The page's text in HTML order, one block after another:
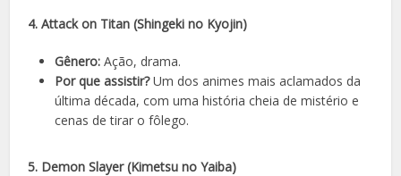
4. Attack on Titan (Shingeki no Kyojin)
Gênero: Ação, drama.
Por que assistir?Um dos animes mais aclamados da
última década, com uma história cheia de mistério e
cenas de tirar o fôlego.
5. Demon Slayer (Kimetsu no Yaiba)